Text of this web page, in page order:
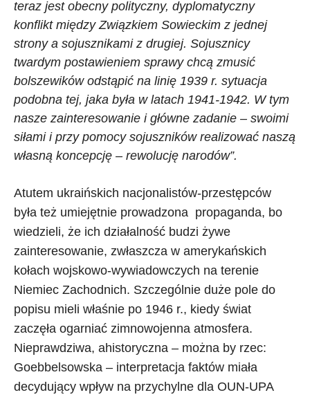
teraz jest obecny polityczny, dyplomatyczny
konflikt między Związkiem Sowieckim z jednej
strony a sojusznikami z drugiej. Sojusznicy
twardym postawieniem sprawy chcą zmusić
bolszewików odstąpić na linię 1939 r. sytuacja
podobna tej, jaka była w latach 1941-1942. W tym
nasze zainteresowanie i główne zadanie – swoimi
siłami i przy pomocy sojuszników realizować naszą
własną koncepcję – rewolucję narodów”.
Atutem ukraińskich nacjonalistów-przestępców
była też umiejętnie prowadzona propaganda, bo
wiedzieli, że ich działalność budzi żywe
zainteresowanie, zwłaszcza w amerykańskich
kołach wojskowo-wywiadowczych na terenie
Niemiec Zachodnich. Szczególnie duże pole do
popisu mieli właśnie po 1946 r., kiedy świat
zaczęła ogarniać zimnowojenna atmosfera.
Nieprawdziwa, ahistoryczna – można by rzec:
Goebbelsowska – interpretacja faktów miała
decydujący wpływ na przychylne dla OUN-UPA